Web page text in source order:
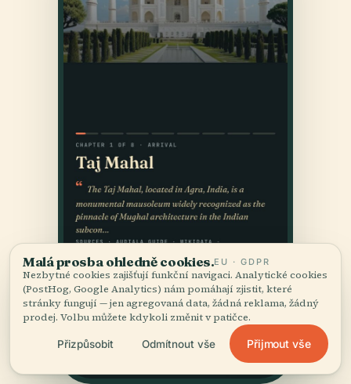
Malá prosba ohledně cookies.EU · GDPR
Nezbytné cookies zajišťují funkční navigaci. Analytické cookies
(PostHog, Google Analytics) nám pomáhají zjistit, které
stránky fungují — jen agregovaná data, žádná reklama, žádný
prodej. Volbu můžete kdykoli změnit v patičce.
Přizpůsobit Odmítnout vše Přijmout vše